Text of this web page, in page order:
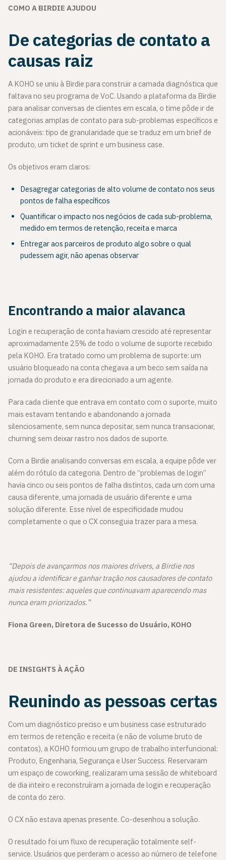
COMO A BIRDIE AJUDOU
De categorias de contato a
causas raiz
A KOHO se uniu à Birdie para construir a camada diagnóstica que
faltava no seu programa de VoC. Usando a plataforma da Birdie
para analisar conversas de clientes em escala, o time pôde ir de
categorias amplas de contato para sub-problemas específicos e
acionáveis: tipo de granularidade que se traduz em um brief de
produto, um ticket de sprint e um business case.
Os objetivos eram claros:
Desagregar categorias de alto volume de contato nos seus
pontos de falha específicos
Quantificar o impacto nos negócios de cada sub-problema,
medido em termos de retenção, receita e marca
Entregar aos parceiros de produto algo sobre o qual
pudessem agir, não apenas observar
Encontrando a maior alavanca
Login e recuperação de conta haviam crescido até representar
aproximadamente 25% de todo o volume de suporte recebido
pela KOHO. Era tratado como um problema de suporte: um
usuário bloqueado na conta chegava a um beco sem saída na
jornada do produto e era direcionado a um agente.
Para cada cliente que entrava em contato com o suporte, muito
mais estavam tentando e abandonando a jornada
silenciosamente, sem nunca depositar, sem nunca transacionar,
churning sem deixar rastro nos dados de suporte.
Com a Birdie analisando conversas em escala, a equipe pôde ver
além do rótulo da categoria. Dentro de “problemas de login”
havia cinco ou seis pontos de falha distintos, cada um com uma
causa diferente, uma jornada de usuário diferente e uma
solução diferente. Esse nível de especificidade mudou
completamente o que o CX conseguia trazer para a mesa.
“Depois de avançarmos nos maiores drivers, a Birdie nos
ajudou a identificar e ganhar tração nos causadores de contato
mais resistentes: aqueles que continuavam aparecendo mas
nunca eram priorizados.”
Fiona Green, Diretora de Sucesso do Usuário, KOHO
DE INSIGHTS À AÇÃO
Reunindo as pessoas certas
Com um diagnóstico preciso e um business case estruturado
em termos de retenção e receita (e não de volume bruto de
contatos), a KOHO formou um grupo de trabalho interfuncional:
Produto, Engenharia, Segurança e User Success. Reservaram
um espaço de coworking, realizaram uma sessão de whiteboard
de dia inteiro e reconstruíram a jornada de login e recuperação
de conta do zero.
O CX não estava apenas presente. Co-desenhou a solução.
O resultado foi um fluxo de recuperação totalmente self-
service. Usuários que perderam o acesso ao número de telefone